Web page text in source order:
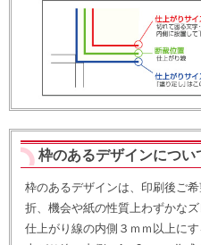
枠のあるデザインについ
枠のあるデザインは、印刷後ご
折、機会や紙の性質上わずかな
仕上がり線の内側３ｍｍ以上に